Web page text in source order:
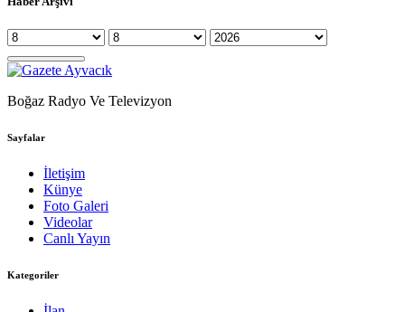
Boğaz Radyo Ve Televizyon
Sayfalar
İletişim
Künye
Foto Galeri
Videolar
Canlı Yayın
Kategoriler